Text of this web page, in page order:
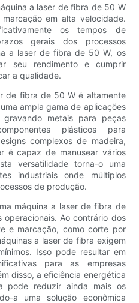
a laser de fibra de 50 W
em alta velocidade.
os tempos de
gerais dos processos
a laser de fibra de 50 W, os
seu rendimento e cumprir
a qualidade.
de fibra de 50 W é altamente
ampla gama de aplicações
metais para peças
plásticos para
complexos de madeira,
é capaz de manusear vários
versatilidade torna-o uma
industriais onde múltiplos
de produção.
máquina a laser de fibra de
Ao contrário dos
e marcação, como corte por
a laser de fibra exigem
Isso pode resultar em
para as empresas
disso, a eficiência energética
pode reduzir ainda mais os
a uma solução econômica